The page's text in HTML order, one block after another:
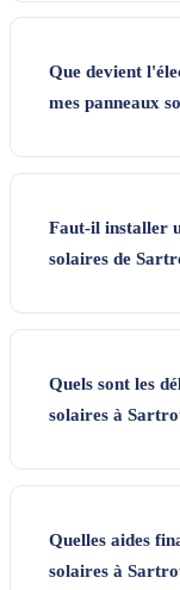
Que devient
mes panneaux
Faut-il installer
solaires de
Quels sont les
solaires à
Quelles aides
solaires à